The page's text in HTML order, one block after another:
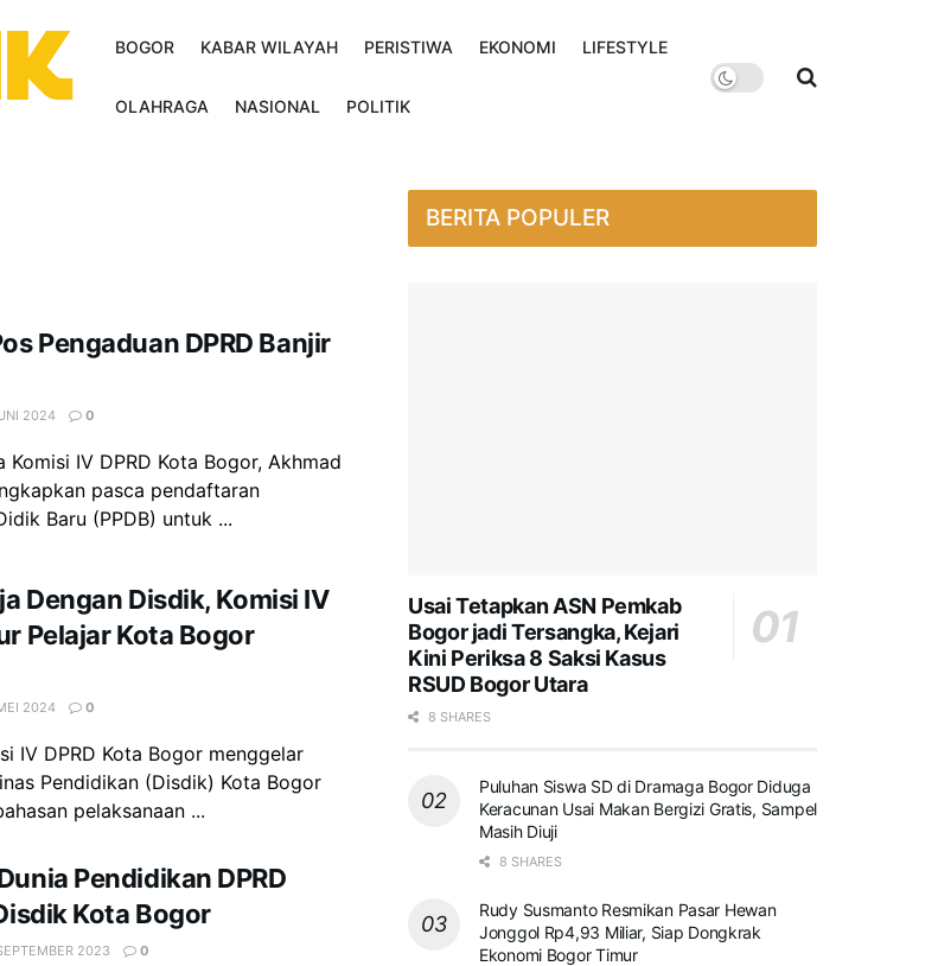
BOGOR KABAR WILAYAH PERISTIWA EKONOMI LIFESTYLE
OLAHRAGA NASIONAL POLITIK
Pengaduan DPRD Banjir
2024 0
IV DPRD Kota Bogor, Akhmad
pasca pendaftaran
Baru (PPDB) untuk ...
Dengan Disdik, Komisi IV
Pelajar Kota Bogor
2024 0
IV DPRD Kota Bogor menggelar
Pendidikan (Disdik) Kota Bogor
pelaksanaan ...
Pendidikan DPRD
Kota Bogor
2023 0
BERITA POPULER
Usai Tetapkan ASN Pemkab
Bogor jadi Tersangka, Kejari
Kini Periksa 8 Saksi Kasus
RSUD Bogor Utara
8 SHARES
Puluhan Siswa SD di Dramaga Bogor Diduga
Keracunan Usai Makan Bergizi Gratis, Sampel
Masih Diuji
8 SHARES
Rudy Susmanto Resmikan Pasar Hewan
Jonggol Rp4,93 Miliar, Siap Dongkrak
Ekonomi Bogor Timur